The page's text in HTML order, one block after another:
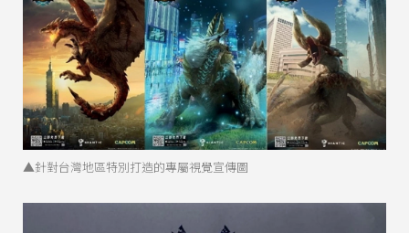
▲針對台灣地區特別打造的專屬視覺宣傳圖